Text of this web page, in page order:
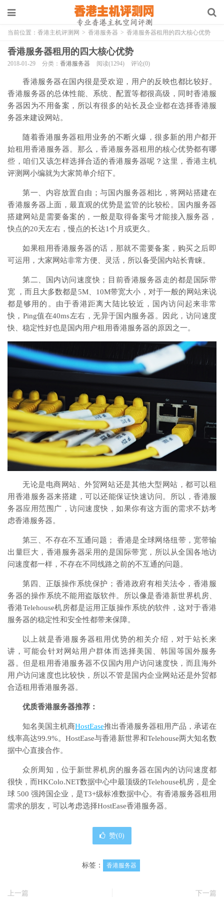
当前位置： 香港主机评测网 > 香港服务器 > 香港服务器租用的四大核心优势
香港服务器租用的四大核心优势
2018-01-29 分类： 香港服务器 阅读(1294) 评论(0)
香港服务器在国内很是受欢迎，用户的反映也都比较好。
香港服务器的总体性能、系统、配置等都很高级，同时香港服
务器因为不用备案，所以有很多的站长及企业都在选择香港服
务器来建设网站。
随着香港服务器租用业务的不断火爆，很多新的用户都开
始租用香港服务器。那么，香港服务器租用的核心优势都有哪
些，咱们又该怎样选择合适的香港服务器呢？这里，香港主机
评测网小编就为大家简单介绍下。
第一、内容放置自由；与国内服务器相比，将网站搭建在
香港服务器上面，最直观的优势是监管的比较松。国内服务器
搭建网站是需要备案的，一般是取得备案号才能接入服务器，
快点的20天左右，慢点的长达1个月或更久。
如果租用香港服务器的话，那就不需要备案，购买之后即
可运用，大家网站非常方便、灵活，所以备受国内站长青睐。
第二、国内访问速度快；目前香港服务器走的都是国际带
宽 ，而且大多数都是5M、10M带宽大小，对于一般的网站来说
都是够用的。由于香港距离大陆比较近，国内访问起来非常
快，Ping值在40ms左右，无异于国内服务器。因此，访问速度
快、稳定性好也是国内用户租用香港服务器的原因之一。
无论是电商网站、外贸网站还是其他大型网站，都可以租
用香港服务器来搭建，可以还能保证快速访问。所以，香港服
务器应用范围广，访问速度快，如果你有这方面的需求不妨考
虑香港服务器。
第三、不存在不互通问题； 香港是全球网络纽带，宽带输
出量巨大，香港服务器采用的是国际带宽，所以从全国各地访
问速度都一样，不存在不同线路之前的不互通的问题。
第四、正版操作系统保护；香港政府有相关法令，香港服
务器的操作系统不能用盗版软件。所以像是香港新世界机房、
香港Telehouse机房都是运用正版操作系统的软件，这对于香港
服务器的稳定性和安全性都带来保障。
以上就是香港服务器租用优势的相关介绍，对于站长来
讲，可能会针对网站用户群体而选择美国、韩国等国外服务
器。但是租用香港服务器不仅国内用户访问速度快，而且海外
用户访问速度也比较快，所以不管是国内企业网站还是外贸都
合适租用香港服务器。
优质香港服务器推荐：
知名美国主机商HostEase推出香港服务器租用产品，承诺在
线率高达99.9%。HostEase与香港新世界和Telehouse两大知名数
据中心直接合作。
众所周知，位于新世界机房的服务器在国内的访问速度都
很快，而HKColo.NET数据中心中最顶级的Telehouse机房，是全
球 500 强跨国企业，是T3+级标准数据中心。有香港服务器租用
需求的朋友，可以考虑选择HostEase香港服务器。
赞(0)
标签： 香港服务器
上一篇 下一篇